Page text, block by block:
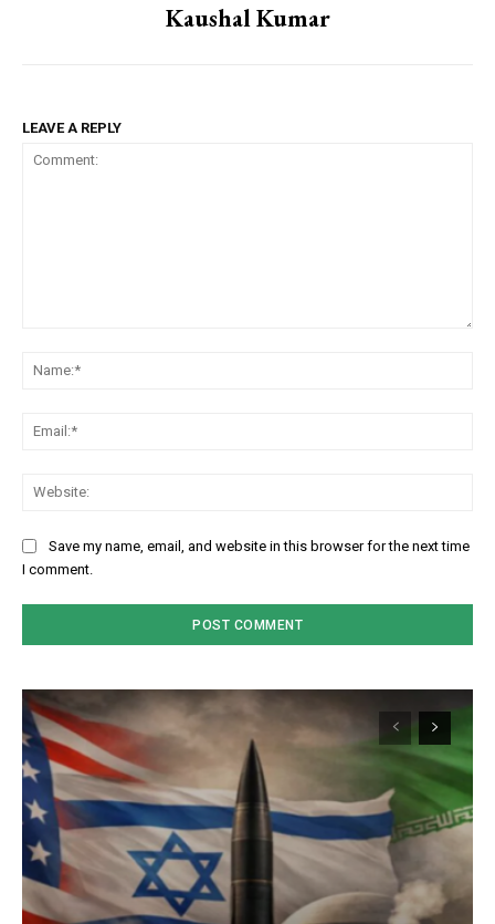
Kaushal Kumar
LEAVE A REPLY
Save my name, email, and website in this browser for the next time
I comment.